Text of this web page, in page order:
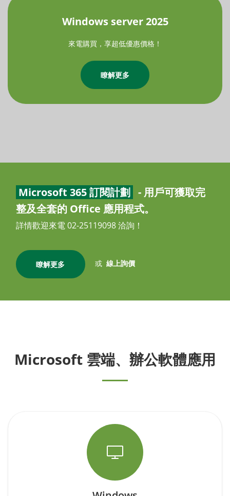
Windows server 2025
來電購買，享超低優惠價格！
瞭解更多
Microsoft 365 訂閱計劃 - 用戶可獲取完
整及全套的 Office 應用程式。
詳情歡迎來電 02-25119098 洽詢！
瞭解更多 或 線上詢價
Microsoft 雲端、辦公軟體應用